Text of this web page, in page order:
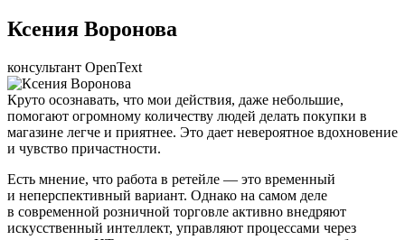
Ксения Воронова
консультант OpenText
Круто осознавать, что мои действия, даже небольшие,
помогают огромному количеству людей делать покупки в
магазине легче и приятнее. Это дает невероятное вдохновение
и чувство причастности.
Есть мнение, что работа в ретейле — это временный
и неперспективный вариант. Однако на самом деле
в современной розничной торговле активно внедряют
искусственный интеллект, управляют процессами через